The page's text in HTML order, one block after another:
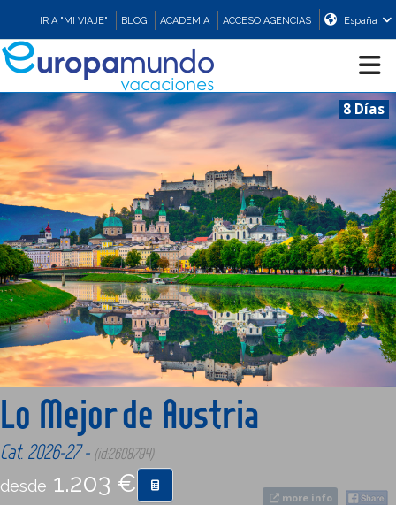
IR A "MI VIAJE" BLOG ACADEMIA ACCESO AGENCIAS España
CRUCEROS
EUROPA
ASIA
ORIENTE
PROMOCIONES
COMPRAR
8 Días
more info
Lo Mejor de Austria
Cat. 2026-27 - (id:2608794)
desde 1.203 €